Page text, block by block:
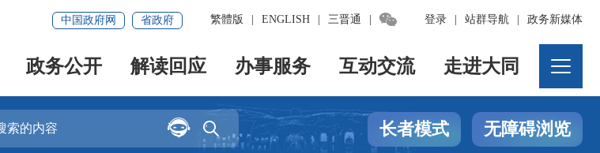
登录 站群导航 政务新媒体
繁體版 ENGLISH 三晋通 
中国政府网 省政府
政务公开 解读回应 办事服务 互动交流 走进大同

 长者模式 无障碍浏览